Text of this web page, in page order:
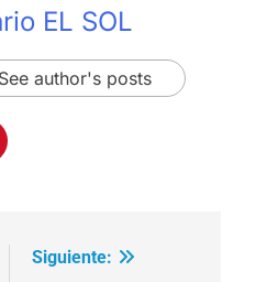
EL SOL
See author's posts
Siguiente: